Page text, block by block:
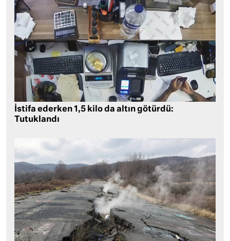
İstifa ederken 1,5 kilo da altın götürdü:
Tutuklandı